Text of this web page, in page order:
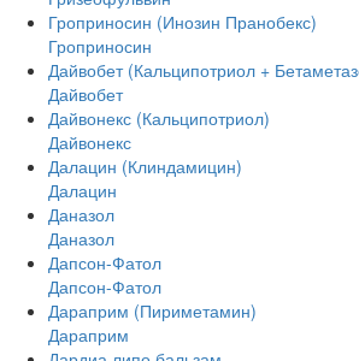
Гроприносин (Инозин Пранобекс)
Гроприносин
Дайвобет (Кальципотриол +
Дайвобет
Дайвонекс (Кальципотриол)
Дайвонекс
Далацин (Клиндамицин)
Далацин
Даназол
Даназол
Дапсон-Фатол
Дапсон-Фатол
Дараприм (Пириметамин)
Дараприм